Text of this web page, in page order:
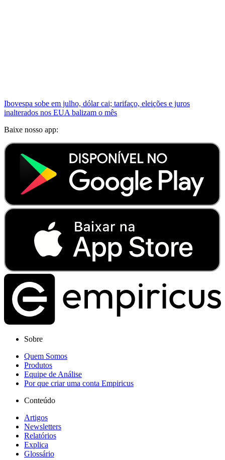
Ibovespa sobe em julho, dólar cai; tarifaço, eleições e juros
inalterados nos EUA balizam o mês
Baixe nosso app:
Sobre
Quem Somos
Produtos
Equipe de Análise
Por que criar uma conta Empiricus
Conteúdo
Artigos
Newsletters
Relatórios
Explica
Glossário